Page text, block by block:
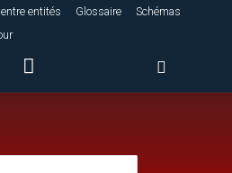
entités Glossaire
Schémas